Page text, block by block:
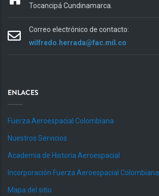
Tocancipá Cundinamarca.
Correo electrónico de contacto:
wilfredo.herrada@fac.mil.co
ENLACES
Fuerza Aeroespacial Colombiana
Nuestros Servicios
Academia de Historia Aeroespacial
Incorporación Fuerza Aeroespacial Colombiana
Mapa del sitio